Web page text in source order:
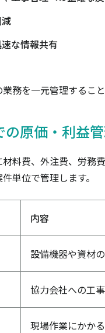
な情報共有
務を一元管理するこ
原価・利益
料費、外注費、労務
単位で管理します。
内容
設備機器や資材
協力会社への工
現場作業にかか